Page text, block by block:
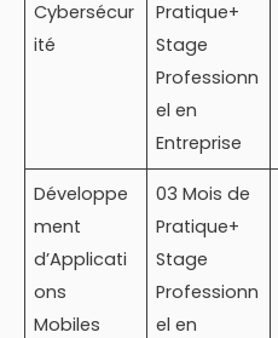
Cybersécur
ité
Pratique+
Stage
Professionn
el en
Entreprise
Développe
ment
d’Applicati
ons
Mobiles
03 Mois de
Pratique+
Stage
Professionn
el en